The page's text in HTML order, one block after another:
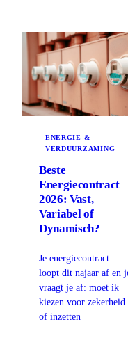
ENERGIE &
VERDUURZAMING
Beste
Energiecontract
2026: Vast,
Variabel of
Dynamisch?
Je energiecontract
loopt dit najaar af en
vraagt je af: moet ik
kiezen voor zekerheid
of inzetten